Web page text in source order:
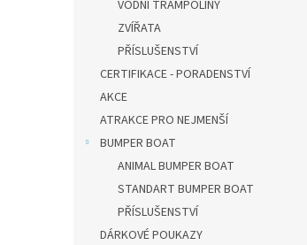
VODNÍ TRAMPOLÍNY
ZVÍŘATA
PŘÍSLUŠENSTVÍ
CERTIFIKACE - PORADENSTVÍ
AKCE
ATRAKCE PRO NEJMENŠÍ
BUMPER BOAT
ANIMAL BUMPER BOAT
STANDART BUMPER BOAT
PŘÍSLUŠENSTVÍ
DÁRKOVÉ POUKAZY